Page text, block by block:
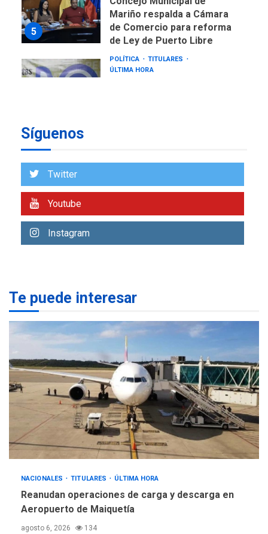
5
Mariño respalda a Cámara
de Comercio para reforma
de Ley de Puerto Libre
ÚLTIMA HORA
7
Gobierno nacional y
desde el primer momento
asegura Gustavo Duque
2
MUNDIAL DE FÚTBOL 2026
TITULARES
ÚLTIMA HORA
La FIFA se «disculpa» por
plan fallido de privatización
ÚLTIMA HORA
Hutíes de Yemen dicen que
atacaron dos petroleros
sauditas
4
suman al Plan Agosto de
Escuelas Abiertas 2026
Síguenos
Twitter
Youtube
Instagram
Te puede interesar
NACIONALES TITULARES ÚLTIMA HORA
Reanudan operaciones de carga y descarga en
Aeropuerto de Maiquetía
agosto 6, 2026 134